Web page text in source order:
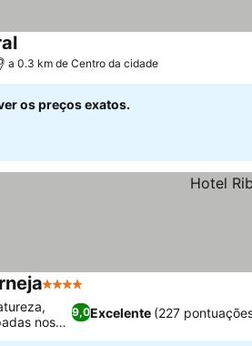
Ver preços
a 0.3 km de Centro da cidade
os preços exatos.
4 Estrelas
9,0Excelente (227
nos